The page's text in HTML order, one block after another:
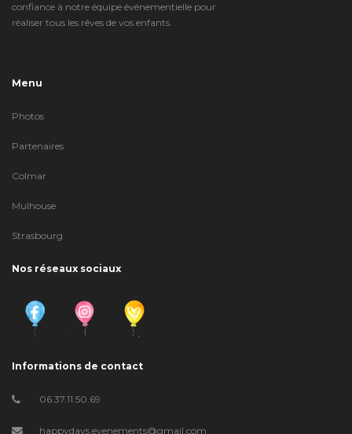
confiance à notre équipe événementielle pour
réaliser tous les rêves de vos enfants.
Menu
Photos
Partenaires
Colmar
Mulhouse
Strasbourg
Nos réseaux sociaux
Informations de contact
06.37.11.50.69
happydays.evenements@gmail.com